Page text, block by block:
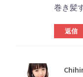
巻き髪
返信